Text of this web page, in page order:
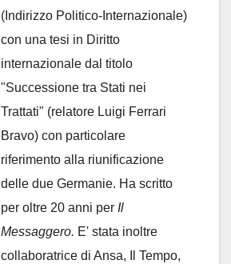
(Indirizzo Politico-Internazionale)
con una tesi in Diritto
internazionale dal titolo
"Successione tra Stati nei
Trattati" (relatore Luigi Ferrari
Bravo) con particolare
riferimento alla riunificazione
delle due Germanie. Ha scritto
per oltre 20 anni per Il
Messaggero. E' stata inoltre
collaboratrice di Ansa, Il Tempo,